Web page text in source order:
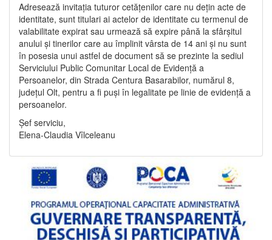
Adresează invitația tuturor cetățenilor care nu dețin acte de
identitate, sunt titulari ai actelor de identitate cu termenul de
valabilitate expirat sau urmează să expire până la sfârșitul
anului și tinerilor care au împlinit vârsta de 14 ani și nu sunt
în posesia unui astfel de document să se prezinte la sediul
Serviciului Public Comunitar Local de Evidență a
Persoanelor, din Strada Centura Basarabilor, numărul 8,
județul Olt, pentru a fi puși în legalitate pe linie de evidență a
persoanelor.
Șef serviciu,
Elena-Claudia Vîlceleanu